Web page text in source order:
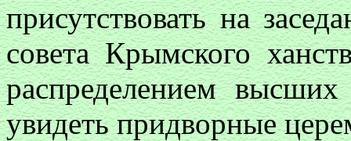
присутствовать на
совета Крымского
распределением высших
увидеть придворные